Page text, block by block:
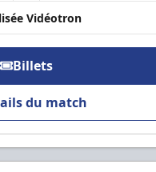
Vidéotron
Billets
du match